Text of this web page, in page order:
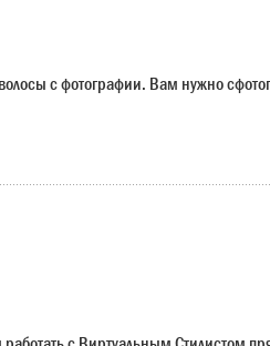
с фотографии. Вам нужно